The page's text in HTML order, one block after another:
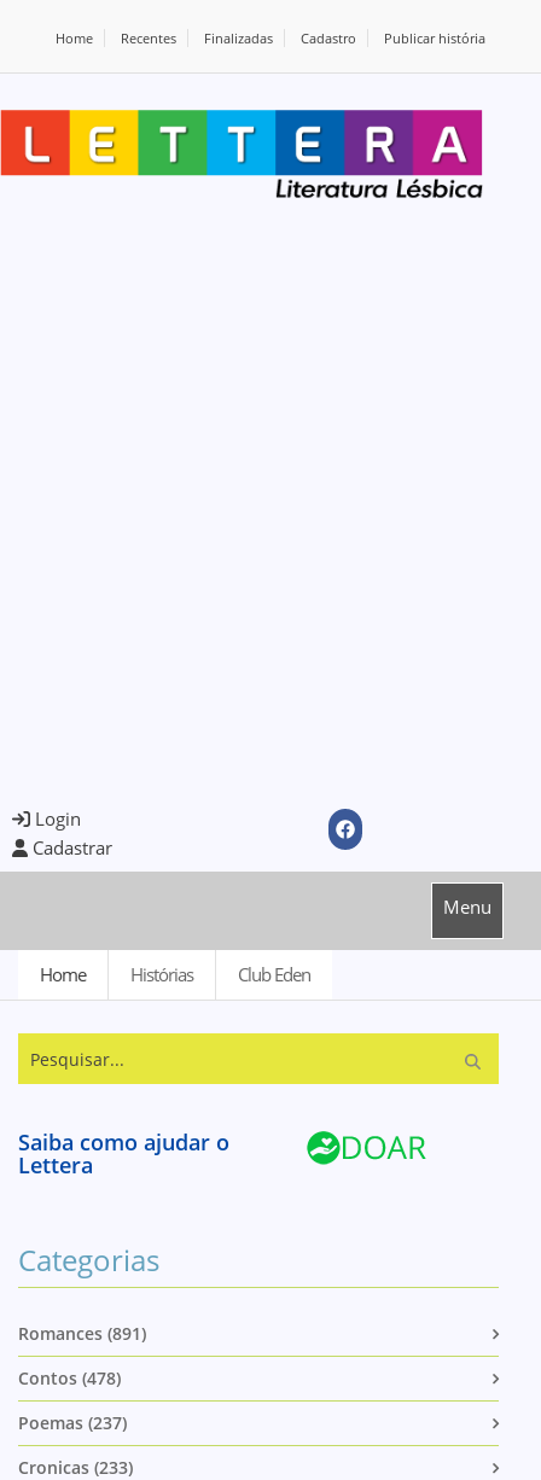
Home Recentes Finalizadas Cadastro Publicar história
Login
Cadastrar
Menu
Home Histórias Club Eden
Saiba como ajudar o
Lettera
Categorias
Romances (891)
Contos (478)
Poemas (237)
Cronicas (233)